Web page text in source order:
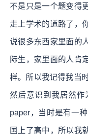
不是只是一个题变得
走上学术的道路了，
说很多东西家里面的
际生，家里面的人肯
样。所以我记得我当
然后意识到我居然作
paper，当时是有一
国上了高中，所以我